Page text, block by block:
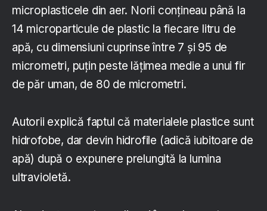
microplasticele din aer. Norii conțineau până la
14 microparticule de plastic la fiecare litru de
apă, cu dimensiuni cuprinse între 7 și 95 de
micrometri, puțin peste lățimea medie a unui fir
de păr uman, de 80 de micrometri.
Autorii explică faptul că materialele plastice sunt
hidrofobe, dar devin hidrofile (adică iubitoare de
apă) după o expunere prelungită la lumina
ultravioletă.